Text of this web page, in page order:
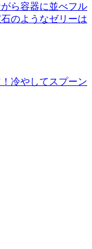
ら容器に並べフル
のようなゼリーは
冷やしてスプーン